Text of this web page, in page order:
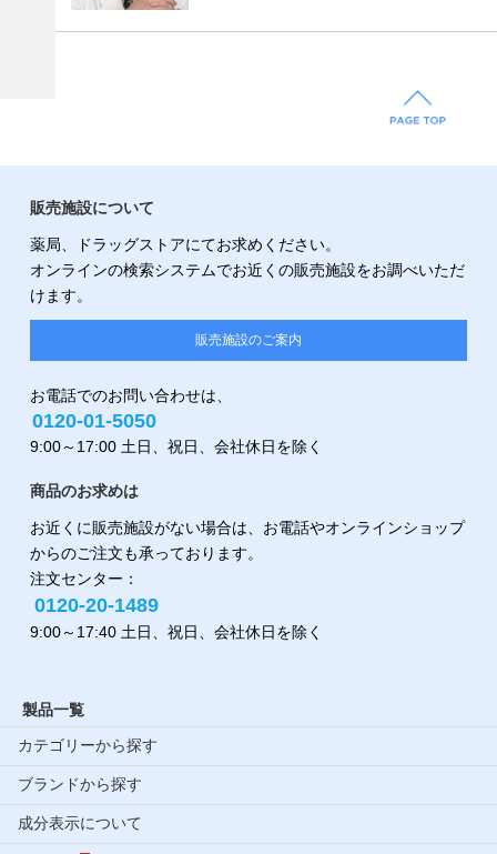
販売施設について
薬局、ドラッグストアにてお求めください。
オンラインの検索システムでお近くの販売施設をお調べいただ
けます。
販売施設のご案内
お電話でのお問い合わせは、
0120-01-5050
9:00～17:00 土日、祝日、会社休日を除く
商品のお求めは
お近くに販売施設がない場合は、お電話やオンラインショップ
からのご注文も承っております。
注文センター：
0120-20-1489
9:00～17:40 土日、祝日、会社休日を除く
製品一覧
カテゴリーから探す
ブランドから探す
成分表示について